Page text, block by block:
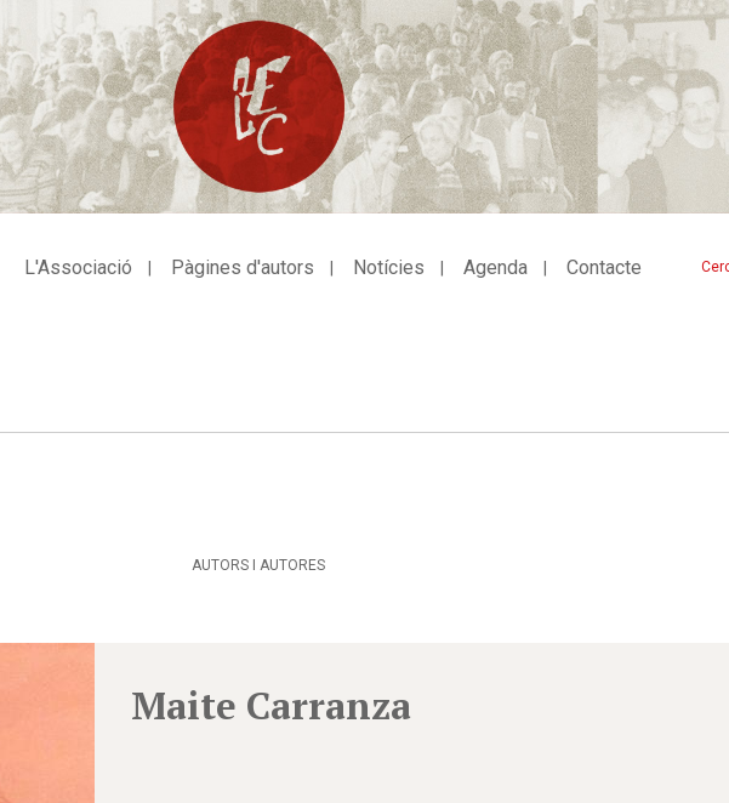
L'Associació Pàgines d'autors Notícies Agenda Contacte
AUTORS I AUTORES
Maite Carranza